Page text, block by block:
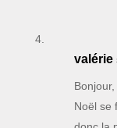
valérie
Noël se